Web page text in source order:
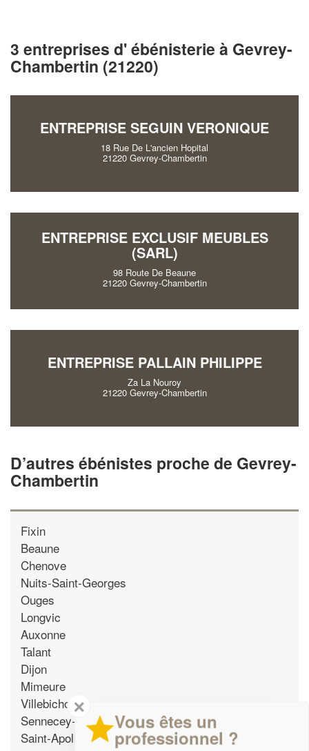
3 entreprises d' ébénisterie à Gevrey-
Chambertin (21220)
ENTREPRISE SEGUIN VERONIQUE
18 Rue De L'ancien Hopital
21220 Gevrey-Chambertin
ENTREPRISE EXCLUSIF MEUBLES
(SARL)
98 Route De Beaune
21220 Gevrey-Chambertin
ENTREPRISE PALLAIN PHILIPPE
Za La Nouroy
21220 Gevrey-Chambertin
D’autres ébénistes proche de Gevrey-
Chambertin
Fixin
Beaune
Chenove
Nuits-Saint-Georges
Ouges
Longvic
Auxonne
Talant
Dijon
Mimeure
Villebichot
Sennecey-les-Dijon
Saint-Apollinaire
✕
Vous êtes un
professionnel ?